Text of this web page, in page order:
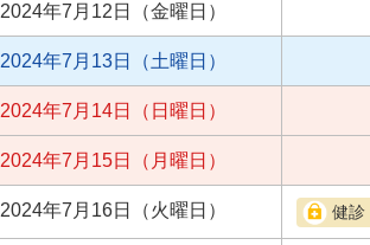
2024年7月12日（金曜日）
2024年7月13日（土曜日）
2024年7月14日（日曜日）
2024年7月15日（月曜日）
2024年7月16日（火曜日）